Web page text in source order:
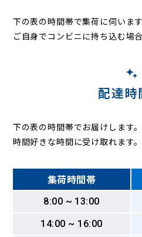
下の表の時間帯で集荷に伺いま
ご自身でコンビニに持ち込む場
配達時
下の表の時間帯でお届けします
時間好きな時間に受け取れます。
集荷時間帯
8:00 ~ 13:00
14:00 ~ 16:00